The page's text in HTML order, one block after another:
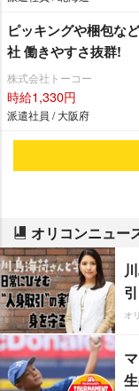
ピッキングや梱包な
社 働きやすさ抜群!
株式会社トーコー
時給1,330円
派遣社員 / 大阪府
オリコンニュー
オ